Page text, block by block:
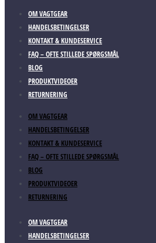
OM VAGTGEAR
HANDELSBETINGELSER
KONTAKT & KUNDESERVICE
FAQ – OFTE STILLEDE SPØRGSMÅL
BLOG
PRODUKTVIDEOER
RETURNERING
OM VAGTGEAR
HANDELSBETINGELSER
KONTAKT & KUNDESERVICE
FAQ – OFTE STILLEDE SPØRGSMÅL
BLOG
PRODUKTVIDEOER
RETURNERING
OM VAGTGEAR
HANDELSBETINGELSER